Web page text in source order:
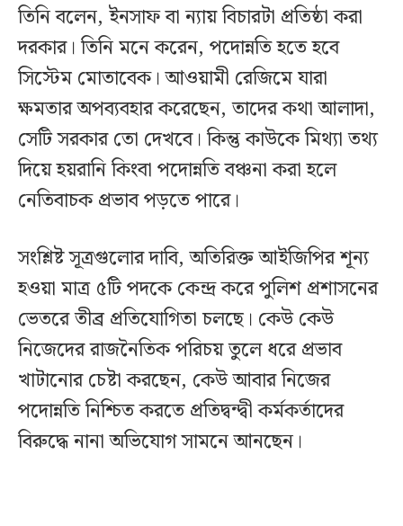
তিনি বলেন, ইনসাফ বা ন্যায় বিচারটা প্রতিষ্ঠা করা
দরকার। তিনি মনে করেন, পদোন্নতি হতে হবে
সিস্টেম মোতাবেক। আওয়ামী রেজিমে যারা
ক্ষমতার অপব্যবহার করেছেন, তাদের কথা আলাদা,
সেটি সরকার তো দেখবে। কিন্তু কাউকে মিথ্যা তথ্য
দিয়ে হয়রানি কিংবা পদোন্নতি বঞ্চনা করা হলে
নেতিবাচক প্রভাব পড়তে পারে।
সংশ্লিষ্ট সূত্রগুলোর দাবি, অতিরিক্ত আইজিপির শূন্য
হওয়া মাত্র ৫টি পদকে কেন্দ্র করে পুলিশ প্রশাসনের
ভেতরে তীব্র প্রতিযোগিতা চলছে। কেউ কেউ
নিজেদের রাজনৈতিক পরিচয় তুলে ধরে প্রভাব
খাটানোর চেষ্টা করছেন, কেউ আবার নিজের
পদোন্নতি নিশ্চিত করতে প্রতিদ্বন্দ্বী কর্মকর্তাদের
বিরুদ্ধে নানা অভিযোগ সামনে আনছেন।